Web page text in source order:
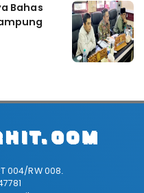
Bahas
004/RW 008.